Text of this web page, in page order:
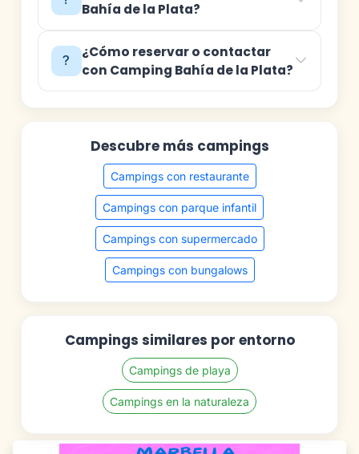
Bahía de la Plata?
¿Cómo reservar o contactar
con Camping Bahía de la Plata?
Descubre más campings
Campings con restaurante
Campings con parque infantil
Campings con supermercado
Campings con bungalows
Campings similares por entorno
Campings de playa
Campings en la naturaleza